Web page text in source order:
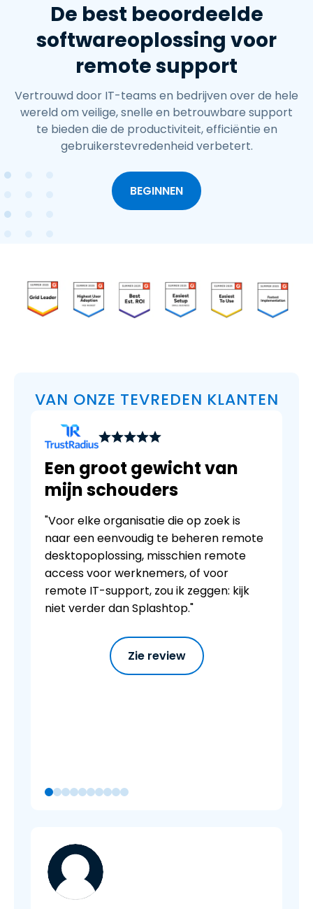
De best beoordeelde
softwareoplossing voor
remote support
Vertrouwd door IT-teams en bedrijven over de hele
wereld om veilige, snelle en betrouwbare support
te bieden die de productiviteit, efficiëntie en
gebruikerstevredenheid verbetert.
BEGINNEN
VAN ONZE TEVREDEN KLANTEN
Een groot gewicht van
mijn schouders
"Voor elke organisatie die op zoek is
naar een eenvoudig te beheren remote
desktopoplossing, misschien remote
access voor werknemers, of voor
remote IT-support, zou ik zeggen: kijk
niet verder dan Splashtop."
Zie review